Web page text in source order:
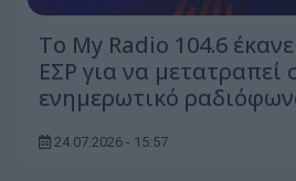
Το My Radio 104.6
ΕΣΡ για να μετατραπεί
ενημερωτικό
24.07.2026 - 15:57